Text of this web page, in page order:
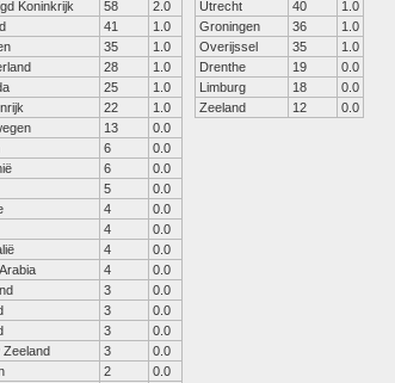
Koninkrijk
58
2.0
41
1.0
35
1.0
28
1.0
25
1.0
22
1.0
13
0.0
6
0.0
6
0.0
5
0.0
4
0.0
4
0.0
4
0.0
4
0.0
3
0.0
3
0.0
3
0.0
Zeeland
3
0.0
2
0.0
Utrecht
40
1.0
Groningen
36
1.0
Overijssel
35
1.0
Drenthe
19
0.0
Limburg
18
0.0
Zeeland
12 0.0